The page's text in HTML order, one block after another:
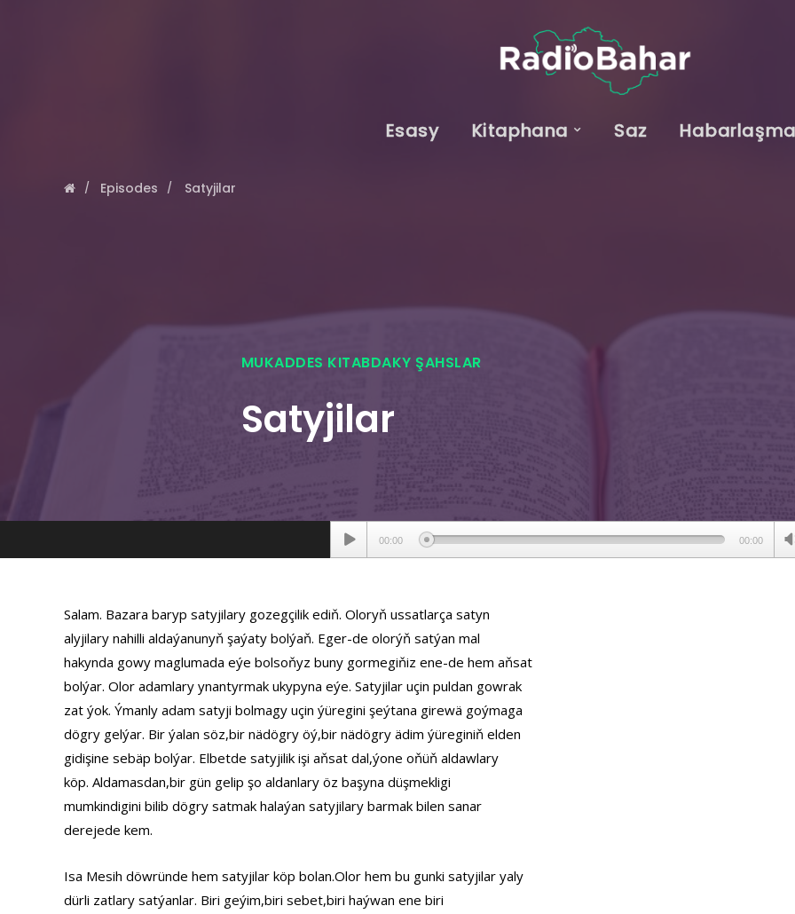
Esasy Kitaphana Saz
Episodes Satyjilar
MUKADDES KITABDAKY ŞAHSLAR
Satyjilar
Аудиоплеер
00:00 00:00
Salam. Bazara baryp satyjilary gozegçilik ediň. Oloryň ussatlarça satyn
alyjilary nahilli aldaýanunyň şaýaty bolýaň. Eger-de olorýň satýan mal
hakynda gowy maglumada eýe bolsoňyz buny gormegiňiz ene-de hem aňsat
bolýar. Olor adamlary ynantyrmak ukypyna eýe. Satyjilar uçin puldan gowrak
zat ýok. Ýmanly adam satyji bolmagy uçin ýüregini şeýtana girewä goýmaga
dögry gelýar. Bir ýalan söz,bir nädögry öý,bir nädögry ädim ýüreginiň elden
gidişine sebäp bolýar. Elbetde satyjilik işi aňsat dal,ýone oňüň aldawlary
köp. Aldamasdan,bir gün gelip şo aldanlary öz başyna düşmekligi
mumkindigini bilib dögry satmak halaýan satyjilary barmak bilen sanar
derejede kem.
Isa Mesih döwründe hem satyjilar köp bolan.Olor hem bu gunki satyjilar yaly
dürli zatlary satýanlar. Biri geýim,biri sebet,biri haýwan ene biri